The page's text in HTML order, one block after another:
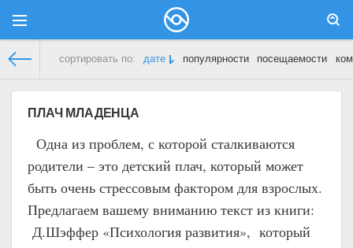
сортировать по: дате популярности посещаемости
ПЛАЧ МЛАДЕНЦА
Одна из проблем, с которой сталкиваются
родители – это детский плач, который может
быть очень стрессовым фактором для взрослых.
Предлагаем вашему вниманию текст из книги:
Д.Шэффер «Психология развития», который